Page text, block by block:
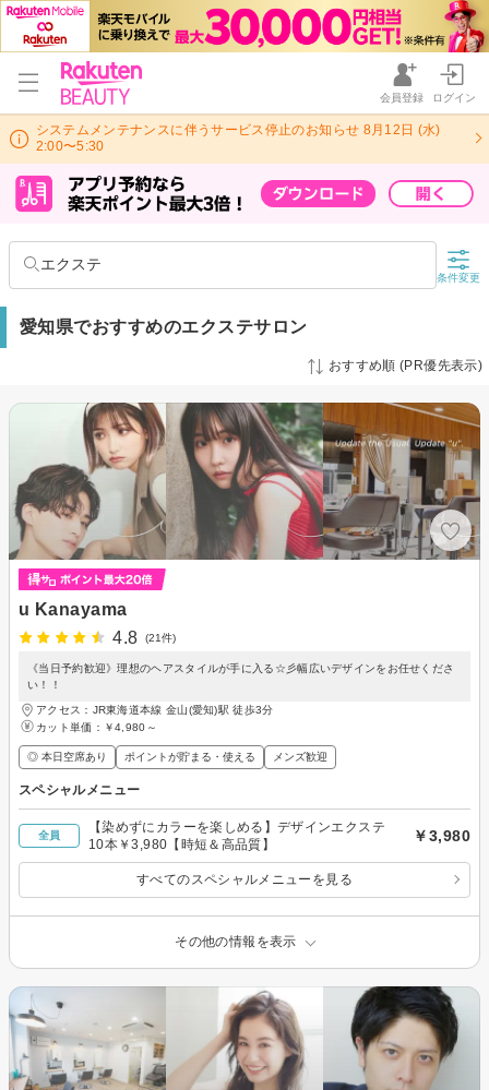
会員登録 ログイン
システムメンテナンスに伴うサービス停止のお知らせ 8月12日 (水)
2:00〜5:30
エクステ
条件変更
愛知県でおすすめのエクステサロン
おすすめ順 (PR優先表示)
u Kanayama
4.8
(21件)
《当日予約歓迎》理想のヘアスタイルが手に入る☆彡幅広いデザインをお任せくださ
い！！
アクセス：JR東海道本線 金山(愛知)駅 徒歩3分
カット単価： ￥4,980～
◎ 本日空席あり ポイントが貯まる・使える メンズ歓迎
スペシャルメニュー
全員
【染めずにカラーを楽しめる】デザインエクステ
10本￥3,980【時短＆高品質】
￥3,980
すべてのスペシャルメニューを見る
その他の情報を表示